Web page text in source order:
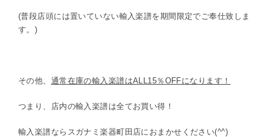
(普段店頭には置いていない輸入楽譜を期間限定でご奉仕致しま
す。)
その他、 通常在庫の輸入楽譜はALL15％OFFになります！
つまり、店内の輸入楽譜は全てお買い得！
輸入楽譜ならスガナミ楽器町田店におまかせください(^^)